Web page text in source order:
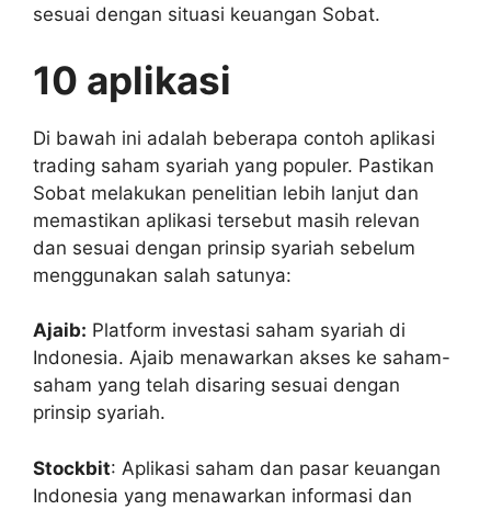
sesuai dengan situasi keuangan Sobat.
10 aplikasi
Di bawah ini adalah beberapa contoh aplikasi
trading saham syariah yang populer. Pastikan
Sobat melakukan penelitian lebih lanjut dan
memastikan aplikasi tersebut masih relevan
dan sesuai dengan prinsip syariah sebelum
menggunakan salah satunya:
Ajaib: Platform investasi saham syariah di
Indonesia. Ajaib menawarkan akses ke saham-
saham yang telah disaring sesuai dengan
prinsip syariah.
Stockbit: Aplikasi saham dan pasar keuangan
Indonesia yang menawarkan informasi dan